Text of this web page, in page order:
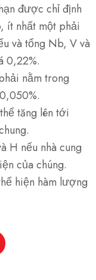
được chỉ định
ít nhất một phải
và tổng Nb, V và
0,22%.
nằm trong
tăng lên tới
H nếu nhà cung
của chúng.
hiện hàm lượng